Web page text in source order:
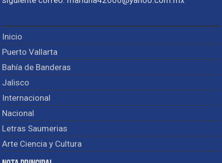
Inicio
Puerto Vallarta
Bahía de Banderas
Jalisco
Internacional
Nacional
Letras Saumerias
Arte Ciencia y Cultura